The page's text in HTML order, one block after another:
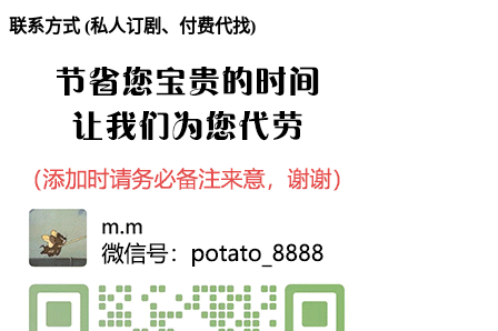
联系方式 (私人订剧、付费代找)